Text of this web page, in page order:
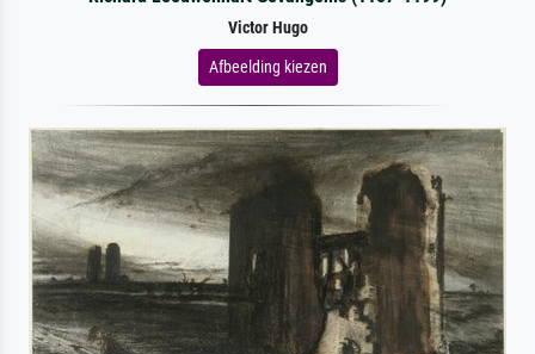
Victor Hugo
Afbeelding kiezen